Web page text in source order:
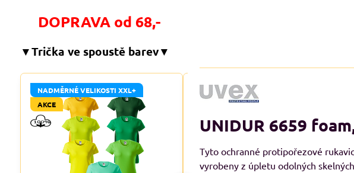
UNIDUR 6659
Tyto ochranné protipořezové
vyrobeny z úpletu odolných
DOPRAVA od 68,-
▼Trička ve spoustě barev▼
NADMĚRNÉ VELIKOSTI XXL+
AKCE
NADMĚRNÉ VELIKOSTI XXL+